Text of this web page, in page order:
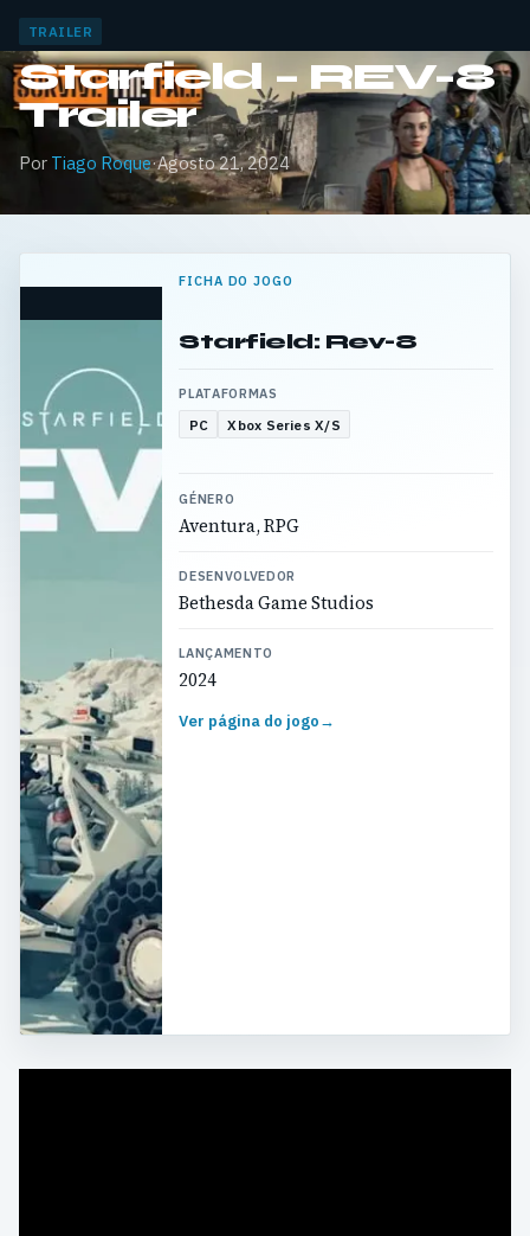
TRAILER
Starfield – REV-8
Trailer
Por Tiago Roque·Agosto 21, 2024
FICHA DO JOGO
Starfield: Rev-8
PLATAFORMAS
PC Xbox Series X/S
GÉNERO
Aventura, RPG
DESENVOLVEDOR
Bethesda Game Studios
LANÇAMENTO
2024
Ver página do jogo→